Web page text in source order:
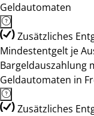
Geldautomaten
Zusätzliches
Mindestentgelt je
Bargeldauszahlung
Geldautomaten in
Zusätzliches